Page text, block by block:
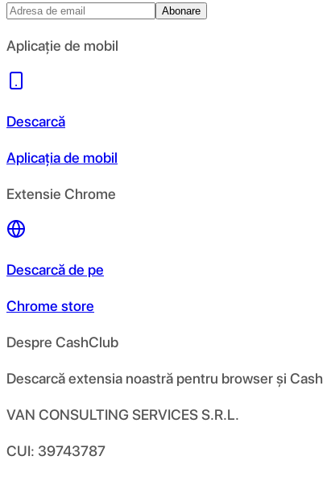
Abonare
Aplicație de mobil
Descarcă
Aplicația de mobil
Extensie Chrome
Descarcă de pe
Chrome store
Despre CashClub
Descarcă extensia noastră pentru browser și
VAN CONSULTING SERVICES S.R.L.
CUI: 39743787